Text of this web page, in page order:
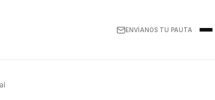
ENVÍANOS TU PAUTA